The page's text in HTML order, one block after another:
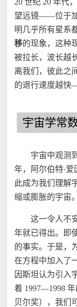
20 世纪 20 年代
望远镜——位于
明几乎所有星系
移的现象，这种
被拉长，波长越
离我们，彼此之
的退行速度越
宇宙学常
宇宙中观测
年，阿尔伯特·爱
此成为我们理解
缩或膨胀的宇宙。
这一令人不
年就已得出。即
的事实。于是，
在方程中加入了
因斯坦认为引入
着 1997—1998
贝尔奖），我们